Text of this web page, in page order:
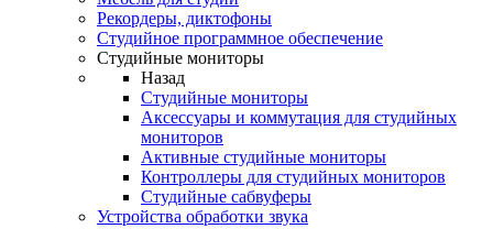
Рекордеры, диктофоны
Студийное программное обеспечение
Студийные мониторы
Назад
Студийные мониторы
Аксессуары и коммутация для студийных
мониторов
Активные студийные мониторы
Контроллеры для студийных мониторов
Студийные сабвуферы
Устройства обработки звука